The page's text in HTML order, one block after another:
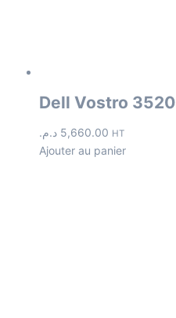
Dell Vostro 3520
5,660.00 د.م. HT
Ajouter au panier